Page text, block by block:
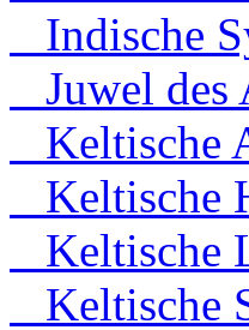
Indische
Juwel des
Keltische
Keltische
Keltische
Keltische